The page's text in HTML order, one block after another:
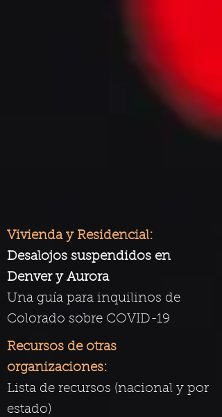
Vivienda y Residencial:
Desalojos suspendidos en
Denver y Aurora
Una guía para inquilinos de
Colorado sobre COVID-19
Recursos de otras
organizaciones:
Lista de recursos (nacional y por
estado)